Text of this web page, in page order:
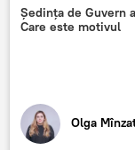
Ședința de Guvern
Care este motivul
Olga